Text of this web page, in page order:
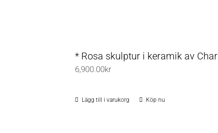
produktsidan
* Rosa skulptur i keramik av
6,900.00kr
Lägg till i varukorg Köp nu